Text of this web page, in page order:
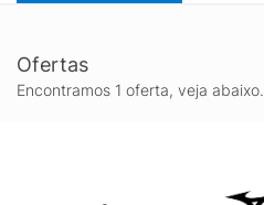
Ofertas
Encontramos 1 oferta, veja abaixo.